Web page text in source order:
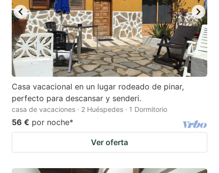
Casa vacacional en un lugar rodeado de pinar,
perfecto para descansar y senderi.
casa de vacaciones · 2 Huéspedes · 1 Dormitorio
56 € por noche*
Ver oferta